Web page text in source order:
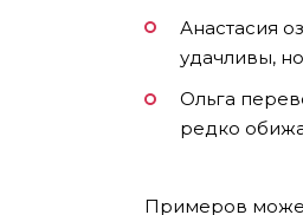
Анастасия
удачливы,
Ольга
редко
Примеров